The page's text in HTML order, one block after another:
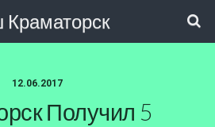
12.06.2017
Получил 5